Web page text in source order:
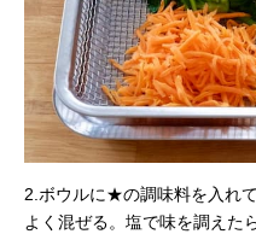
2.ボウルに★の調味料を入れ
よく混ぜる。塩で味を調えた